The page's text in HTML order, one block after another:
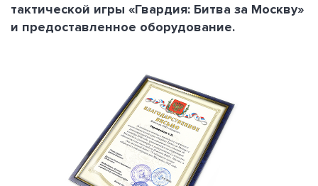
тактической игры «Гвардия: Битва за Москву»
и предоставленное оборудование.